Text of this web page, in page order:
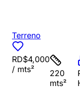
Terreno
RD$4,000
/ mts²
220
mts²